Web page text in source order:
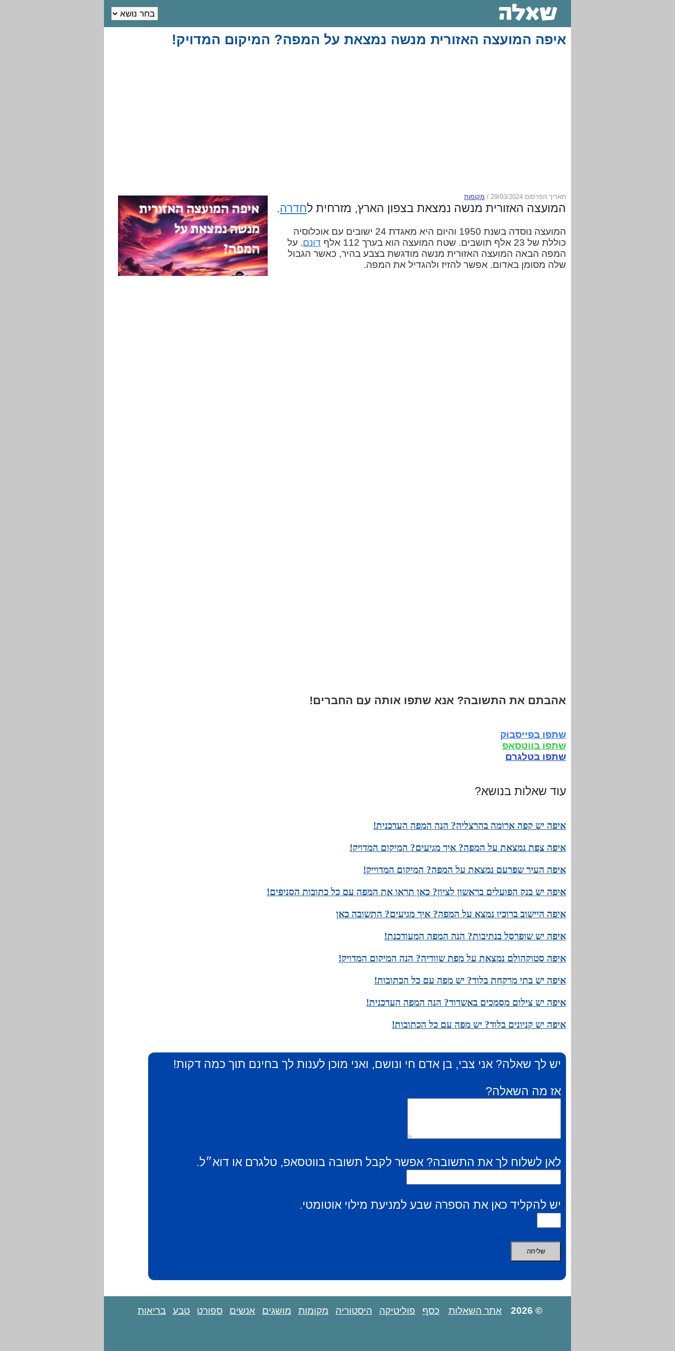
איפה המועצה האזורית מנשה נמצאת על המפה? המיקום המדויק!
תאריך הפרסום 29/03/2024 / מקומות
המועצה האזורית מנשה נמצאת בצפון הארץ, מזרחית לחדרה.
המועצה נוסדה בשנת 1950 והיום היא מאגדת 24 ישובים עם אוכלוסיה
כוללת של 23 אלף תושבים. שטח המועצה הוא בערך 112 אלף
דונם. על
המפה הבאה המועצה האזורית מנשה מודגשת בצבע בהיר, כאשר הגבול
שלה מסומן באדום. אפשר להזיז ולהגדיל את המפה.
אהבתם את התשובה? אנא שתפו אותה עם החברים!
שתפו בפייסבוק
שתפו בווטסאפ
שתפו בטלגרם
עוד שאלות בנושא?
איפה יש קפה ארומה בהרצליה? הנה המפה העדכנית!
איפה צפת נמצאת על המפה? איך מגיעים? המיקום המדויק!
איפה העיר שפרעם נמצאת על המפה? המיקום המדוייק!
איפה יש בנק הפועלים בראשון לציון? כאן תראו את המפה עם כל כתובות הסניפים!
איפה היישוב ברוכין נמצא על המפה? איך מגיעים? התשובה כאן
איפה יש שופרסל בנתיבות? הנה המפה המעודכנת!
איפה סטוקהולם נמצאת על מפת שוודיה? הנה המיקום המדויק!
איפה יש בתי מרקחת בלוד? יש מפה עם כל הכתובות!
איפה יש צילום מסמכים באשדוד? הנה המפה העדכנית!
איפה יש קניונים בלוד? יש מפה עם כל הכתובות!
יש לך שאלה? אני צבי, בן אדם חי ונושם, ואני מוכן לענות לך בחינם תוך כמה דקות!
אז מה השאלה?
לאן לשלוח לך את התשובה? אפשר לקבל תשובה בווטסאפ, טלגרם או דוא״ל.
יש להקליד כאן את הספרה שבע למניעת מילוי אוטומטי.
© 2026 אתר השאלות כסף פוליטיקה היסטוריה מקומות מושגים אנשים ספורט טבע בריאות